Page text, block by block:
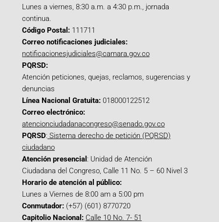
Lunes a viernes, 8:30 a.m. a 4:30 p.m., jornada
continua.
Código Postal: 111711
Correo notificaciones judiciales:
notificacionesjudiciales@camara.gov.co
PQRSD:
Atención peticiones, quejas, reclamos, sugerencias y
denuncias
Línea Nacional Gratuita: 018000122512
Correo electrónico:
atencionciudadanacongreso@senado.gov.co
PQRSD: Sistema derecho de petición (PQRSD)
ciudadano
Atención presencial : Unidad de Atención
Ciudadana del Congreso, Calle 11 No. 5 – 60 Nivel 3
Horario de atención al público:
Lunes a Viernes de 8:00 am a 5:00 pm
Conmutador: (+57) (601) 8770720
Capitolio Nacional: Calle 10 No. 7- 51